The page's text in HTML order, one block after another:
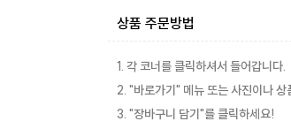
상품 주문방법
1. 각 코너를 클릭하셔서 들어갑니다.
2. "바로가기" 메뉴 또는 사진이나 상
3. "장바구니 담기"를 클릭하세요!